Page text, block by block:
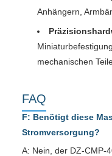
Anhängern,
mechanischen
FAQ
F: Benötigt diese
Stromversorgung?
A: Nein, der DZ-CMP-